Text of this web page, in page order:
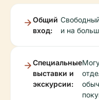
Общий
вход:
и на
Специальные
выставки и
экскурсии: